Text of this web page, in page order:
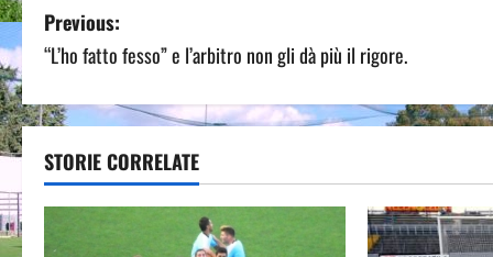
P
o
s
t
n
Previous:
“L’ho fatto fesso” e l’arbitro non gli dà più il rigore.
STORIE CORRELATE